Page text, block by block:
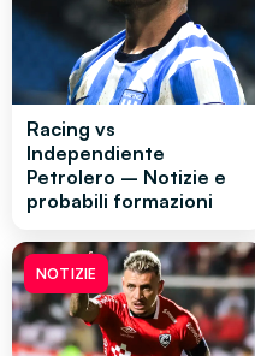
Racing vs
Independiente
Petrolero – Notizie e
probabili formazioni
NOTIZIE